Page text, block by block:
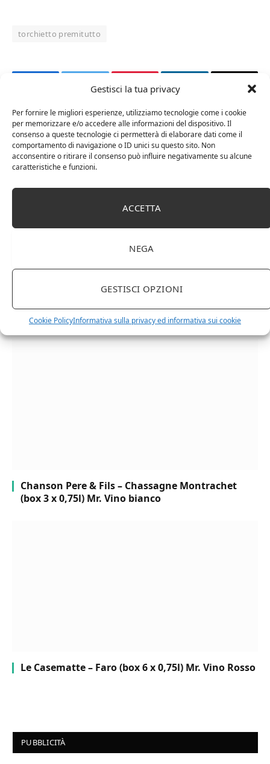
Gestisci la tua privacy
Per fornire le migliori esperienze, utilizziamo tecnologie come i cookie
per memorizzare e/o accedere alle informazioni del dispositivo. Il
consenso a queste tecnologie ci permetterà di elaborare dati come il
comportamento di navigazione o ID unici su questo sito. Non
acconsentire o ritirare il consenso può influire negativamente su alcune
caratteristiche e funzioni.
ACCETTA
NEGA
GESTISCI OPZIONI
Cookie PolicyInformativa sulla privacy ed informativa sui cookie
torchietto premitutto
Twitter Pinterest Email
RELATEDPOSTS
Bottiglia Numerata, Produzione Limitata, 750 Ml
Chanson Pere & Fils – Chassagne Montrachet
(box 3 x 0,75l) Mr. Vino bianco
Le Casematte – Faro (box 6 x 0,75l) Mr. Vino Rosso
PUBBLICITÀ